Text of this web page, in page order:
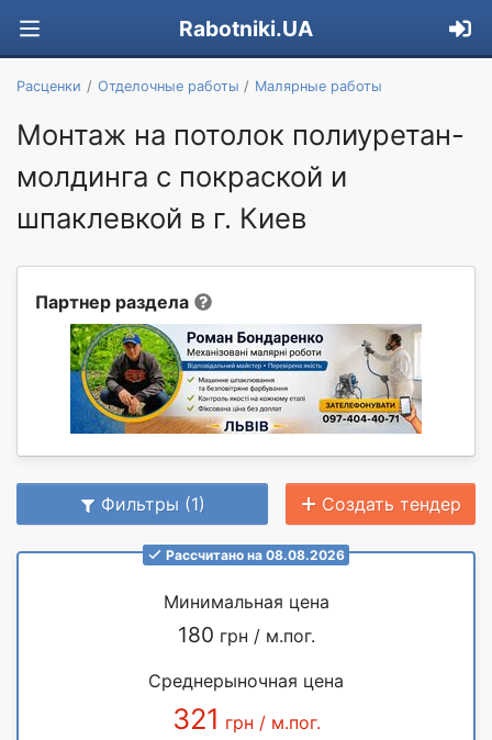
Rabotniki.UA
Расценки Отделочные работы Малярные работы
Монтаж на потолок полиуретан-
молдинга c покраской и
шпаклевкой в г. Киев
Партнер раздела
Фильтры (1) Создать тендер
Рассчитано на 08.08.2026
Минимальная цена
180 грн / м.пог.
Среднерыночная цена
321 грн / м.пог.